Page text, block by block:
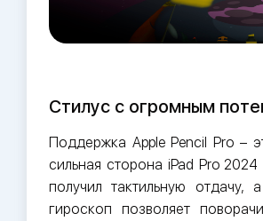
Стилус с огромным
Поддержка Apple Pencil Pro –
сильная сторона iPad Pro 2024
получил тактильную отдачу,
гироскоп позволяет